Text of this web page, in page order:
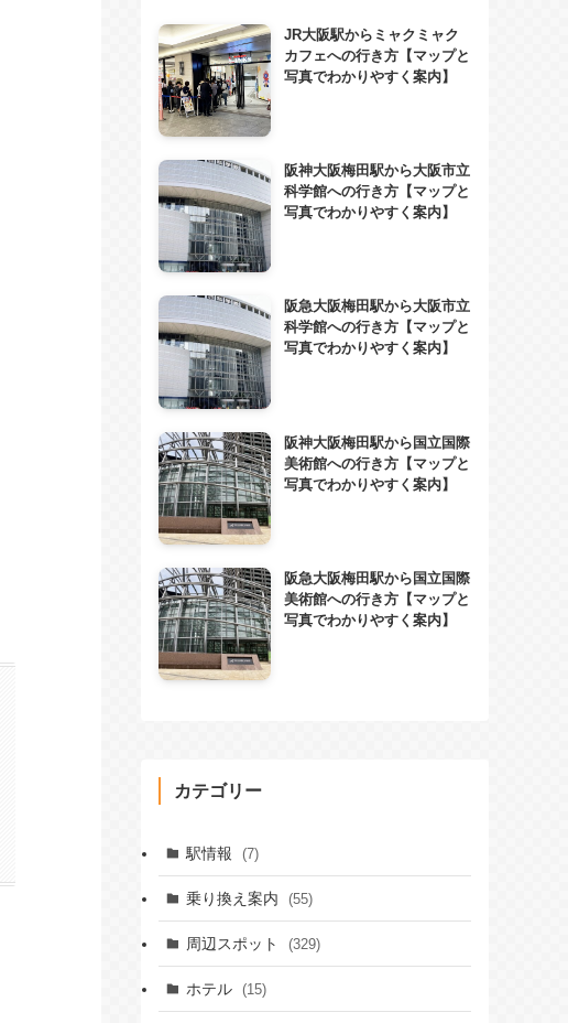
JR大阪駅からミャクミャク
カフェへの行き方【マップと
写真でわかりやすく案内】
阪神大阪梅田駅から大阪市立
科学館への行き方【マップと
写真でわかりやすく案内】
阪急大阪梅田駅から大阪市立
科学館への行き方【マップと
写真でわかりやすく案内】
阪神大阪梅田駅から国立国際
美術館への行き方【マップと
写真でわかりやすく案内】
阪急大阪梅田駅から国立国際
美術館への行き方【マップと
写真でわかりやすく案内】
カテゴリー
駅情報 (7)
乗り換え案内 (55)
周辺スポット (329)
ホテル (15)